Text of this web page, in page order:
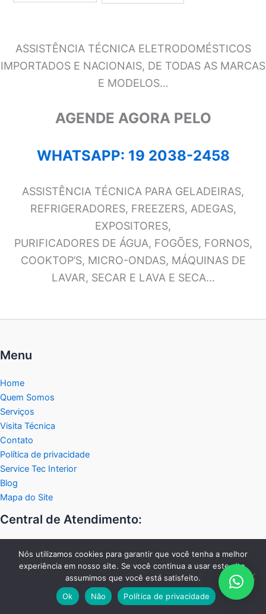
ASSISTÊNCIA TÉCNICA ELETRODOMÉSTICOS
IMPORTADOS E NACIONAIS, DE TODAS AS MARCAS
E MODELOS…
AGENDE AGORA PELO
WHATSAPP: 19 2038-2458
ASSISTÊNCIA TÉCNICA PARA GELADEIRAS,
REFRIGERADORES, FREEZERS, ADEGAS,
EXPOSITORES,
PURIFICADORES DE ÁGUA, FOGÕES, FORNOS,
COOKTOP’S, MICRO-ONDAS, MÁQUINAS DE
LAVAR, SECAR E LAVA E SECA…
Menu
Home
Quem Somos
Serviços
Visita Técnica
Contato
Política de privacidade
Service Tec Interior
Blog
Mapa do Site
Central de Atendimento:
Fixo:
19 2038-2458
WhastApp:
Nós utilizamos cookies para garantir que você tenha a melhor
experiência em nosso site. Se você continua a usar este site,
assumimos que você está satisfeito.
Ok
Não Política de privacidade